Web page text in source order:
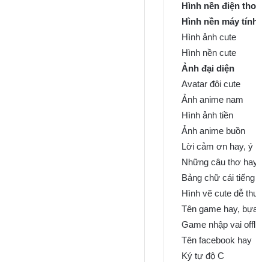
Hình nền điện
Hình nền máy
Hình ảnh cute
Hình nền cute
Ảnh đại diện
Avatar đôi cute
Ảnh anime nam
Hình ảnh tiền
Ảnh anime buồn
Lời cảm ơn hay, ý
Những câu thơ
Bảng chữ cái
Hình vẽ cute dễ
Tên game hay,
Game nhập vai
Tên facebook hay
Ký tự độ C